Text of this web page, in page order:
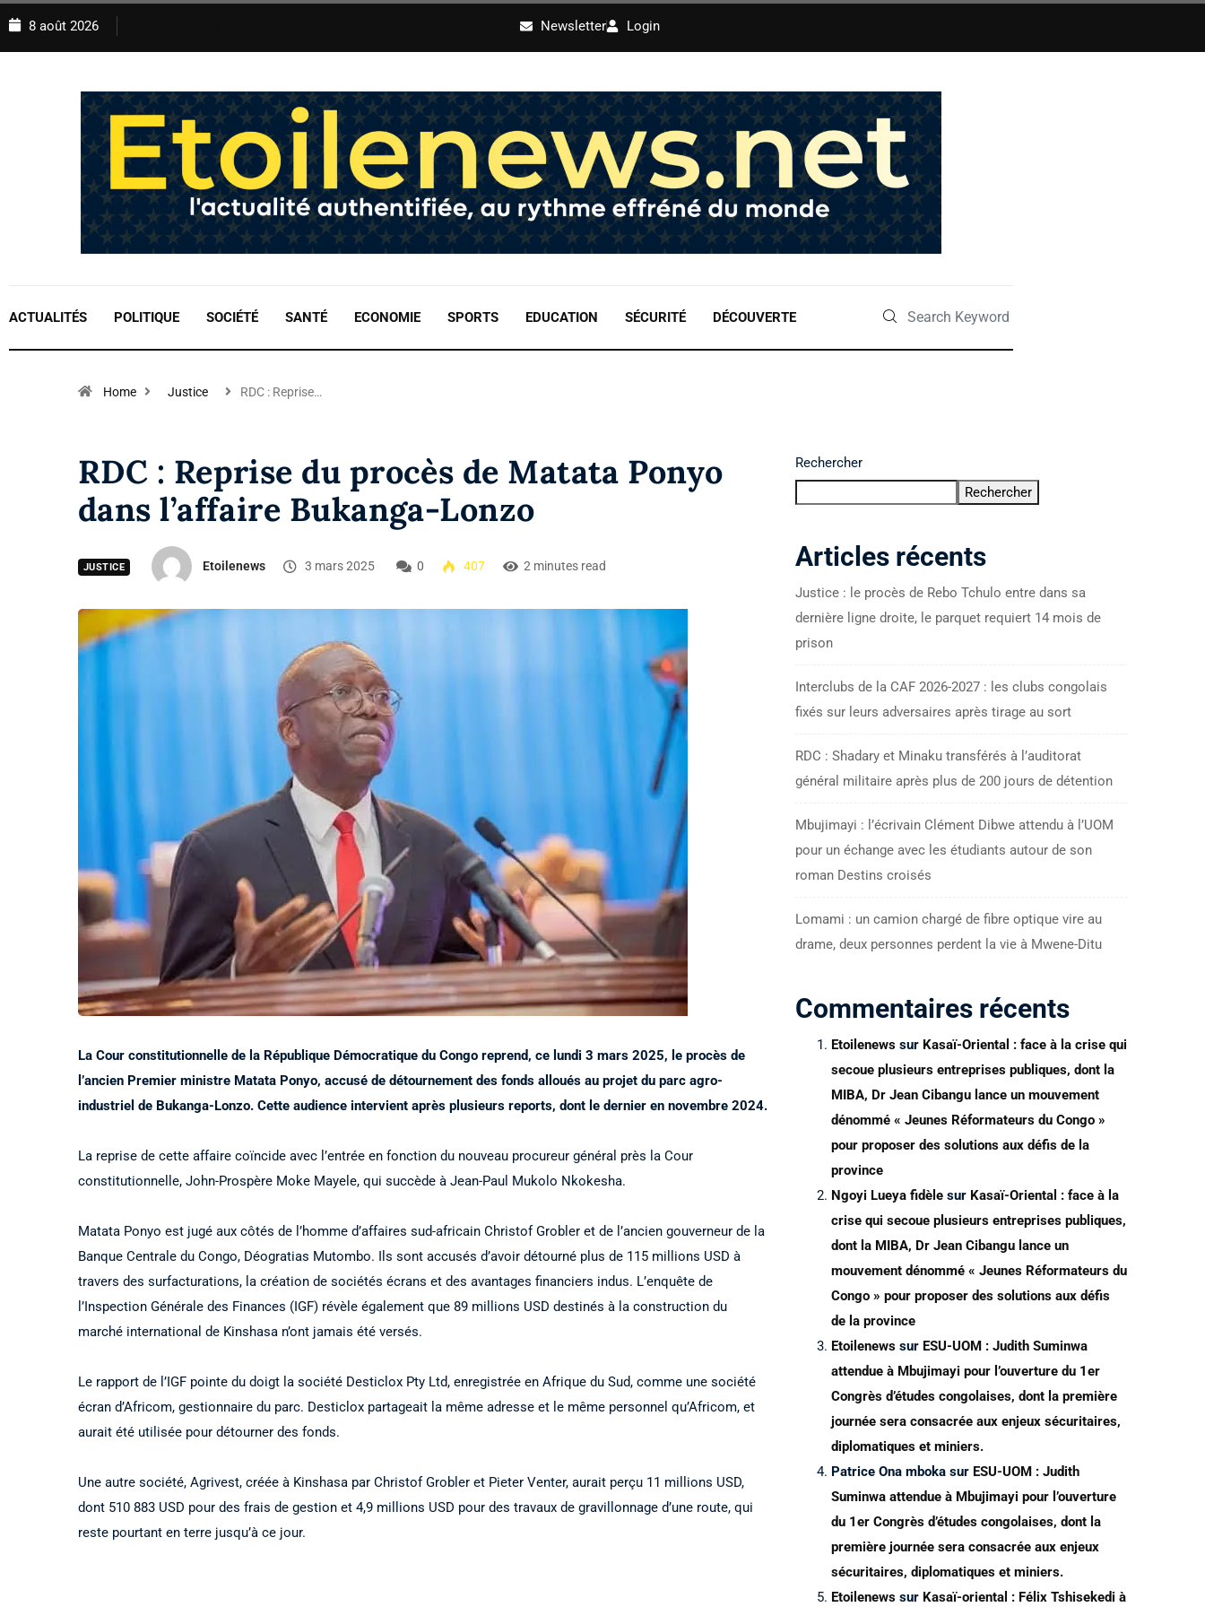
8 août 2026 Newsletter Login
ACTUALITÉS POLITIQUE SOCIÉTÉ SANTÉ ECONOMIE SPORTS EDUCATION SÉCURITÉ DÉCOUVERTE
Home Justice RDC : Reprise…
RDC : Reprise du procès de Matata Ponyo
dans l’affaire Bukanga-Lonzo
JUSTICE Etoilenews 3 mars 2025 0 407 2 minutes read
La Cour constitutionnelle de la République Démocratique du Congo reprend, ce lundi 3 mars 2025, le procès de
l’ancien Premier ministre Matata Ponyo, accusé de détournement des fonds alloués au projet du parc agro-
industriel de Bukanga-Lonzo. Cette audience intervient après plusieurs reports, dont le dernier en novembre 2024.
La reprise de cette affaire coïncide avec l’entrée en fonction du nouveau procureur général près la Cour
constitutionnelle, John-Prospère Moke Mayele, qui succède à Jean-Paul Mukolo Nkokesha.
Matata Ponyo est jugé aux côtés de l’homme d’affaires sud-africain Christof Grobler et de l’ancien gouverneur de la
Banque Centrale du Congo, Déogratias Mutombo. Ils sont accusés d’avoir détourné plus de 115 millions USD à
travers des surfacturations, la création de sociétés écrans et des avantages financiers indus. L’enquête de
l’Inspection Générale des Finances (IGF) révèle également que 89 millions USD destinés à la construction du
marché international de Kinshasa n’ont jamais été versés.
Le rapport de l’IGF pointe du doigt la société Desticlox Pty Ltd, enregistrée en Afrique du Sud, comme une société
écran d’Africom, gestionnaire du parc. Desticlox partageait la même adresse et le même personnel qu’Africom, et
aurait été utilisée pour détourner des fonds.
Une autre société, Agrivest, créée à Kinshasa par Christof Grobler et Pieter Venter, aurait perçu 11 millions USD,
dont 510 883 USD pour des frais de gestion et 4,9 millions USD pour des travaux de gravillonnage d’une route, qui
reste pourtant en terre jusqu’à ce jour.
Rechercher
Rechercher
Articles récents
Justice : le procès de Rebo Tchulo entre dans sa
dernière ligne droite, le parquet requiert 14 mois de
prison
Interclubs de la CAF 2026-2027 : les clubs congolais
fixés sur leurs adversaires après tirage au sort
RDC : Shadary et Minaku transférés à l’auditorat
général militaire après plus de 200 jours de détention
Mbujimayi : l’écrivain Clément Dibwe attendu à l’UOM
pour un échange avec les étudiants autour de son
roman Destins croisés
Lomami : un camion chargé de fibre optique vire au
drame, deux personnes perdent la vie à Mwene-Ditu
Commentaires récents
Etoilenews sur Kasaï-Oriental : face à la crise qui
secoue plusieurs entreprises publiques, dont la
MIBA, Dr Jean Cibangu lance un mouvement
dénommé « Jeunes Réformateurs du Congo »
pour proposer des solutions aux défis de la
province
Ngoyi Lueya fidèle sur Kasaï-Oriental : face à la
crise qui secoue plusieurs entreprises publiques,
dont la MIBA, Dr Jean Cibangu lance un
mouvement dénommé « Jeunes Réformateurs du
Congo » pour proposer des solutions aux défis
de la province
Etoilenews sur ESU-UOM : Judith Suminwa
attendue à Mbujimayi pour l’ouverture du 1er
Congrès d’études congolaises, dont la première
journée sera consacrée aux enjeux sécuritaires,
diplomatiques et miniers.
Patrice Ona mboka sur ESU-UOM : Judith
Suminwa attendue à Mbujimayi pour l’ouverture
du 1er Congrès d’études congolaises, dont la
première journée sera consacrée aux enjeux
sécuritaires, diplomatiques et miniers.
Etoilenews sur Kasaï-oriental : Félix Tshisekedi à